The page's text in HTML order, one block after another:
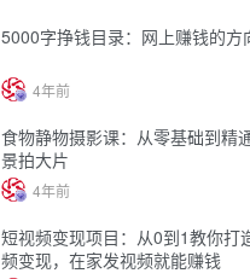
5000字挣钱目录：网上赚钱的方
4年前
食物静物摄影课：从零基础到精
景拍大片
4年前
短视频变现项目：从0到1教你打
频变现，在家发视频就能赚钱